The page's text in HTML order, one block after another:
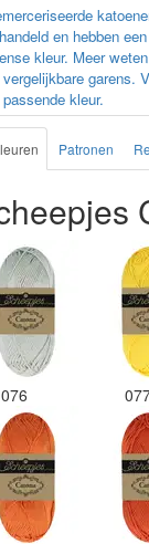
en hebben
kleur. Meer
garens.
kleur.
Patronen
076